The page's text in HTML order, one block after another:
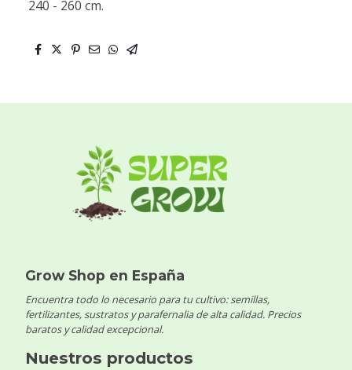
240 - 260 cm.
Grow Shop en España
Encuentra todo lo necesario para tu cultivo: semillas,
fertilizantes, sustratos y parafernalia de alta calidad. Precios
baratos y calidad excepcional.
Nuestros productos